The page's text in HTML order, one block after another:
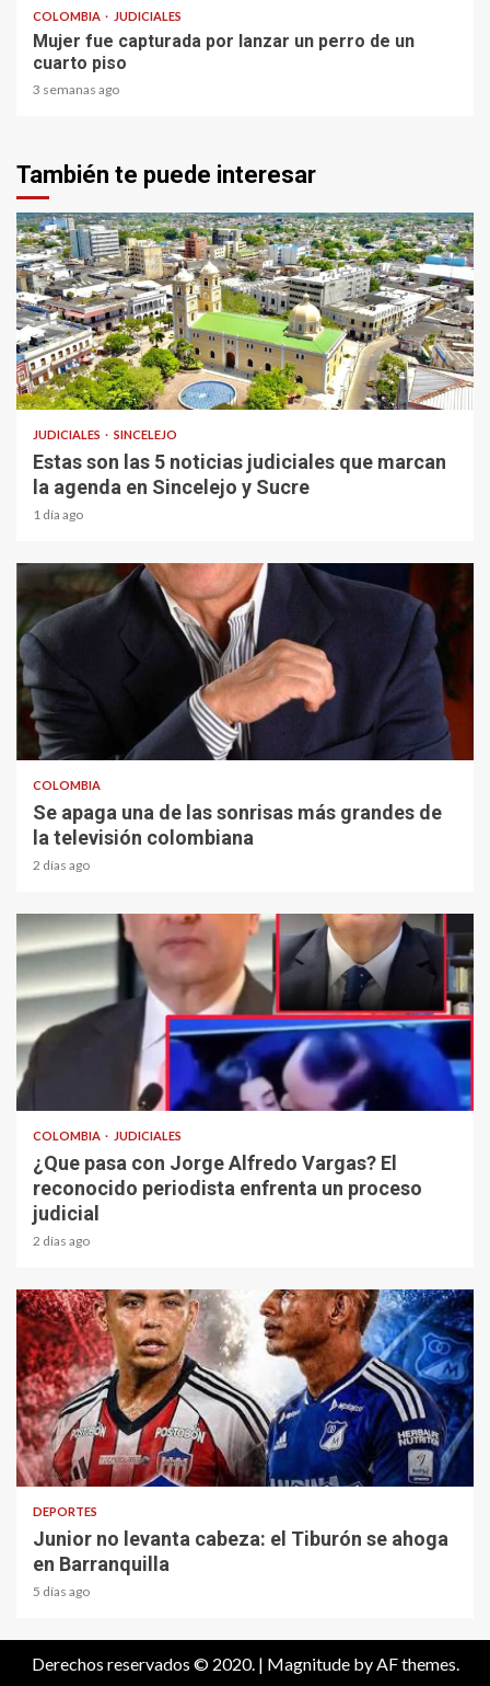
COLOMBIA JUDICIALES
Mujer fue capturada por lanzar un perro de un
cuarto piso
3 semanas ago
También te puede interesar
1 min read
JUDICIALES SINCELEJO
Estas son las 5 noticias judiciales que marcan
la agenda en Sincelejo y Sucre
1 día ago
1 min read
COLOMBIA
Se apaga una de las sonrisas más grandes de
la televisión colombiana
2 días ago
COLOMBIA JUDICIALES
¿Que pasa con Jorge Alfredo Vargas? El
reconocido periodista enfrenta un proceso
judicial
2 días ago
2 min read
DEPORTES
Junior no levanta cabeza: el Tiburón se ahoga
en Barranquilla
5 días ago
Derechos reservados © 2020. | Magnitudeby AF themes.